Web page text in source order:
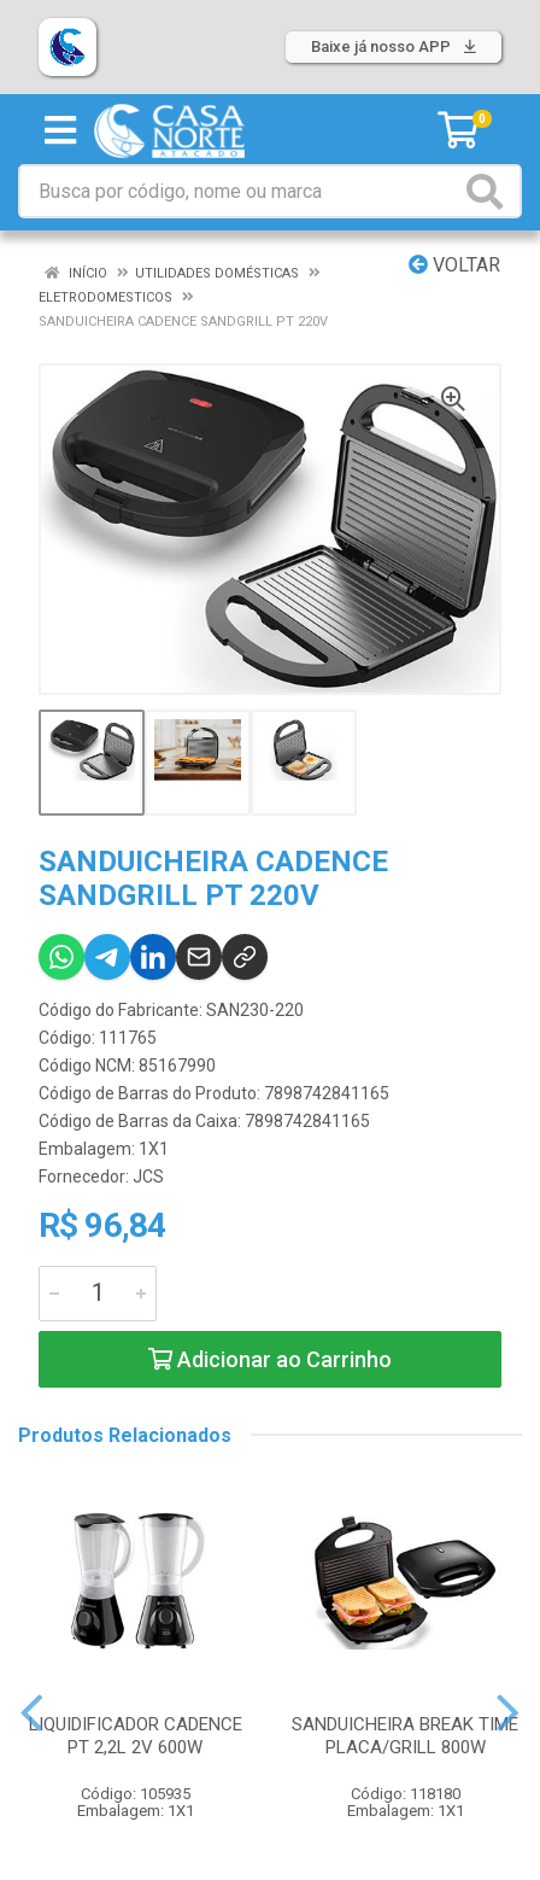
Baixe já nosso APP
0
VOLTAR
INÍCIO
UTILIDADES DOMÉSTICAS
ELETRODOMESTICOS
SANDUICHEIRA CADENCE SANDGRILL PT 220V
SANDUICHEIRA CADENCE
SANDGRILL PT 220V
Código do Fabricante: SAN230-220
Código: 111765
Código NCM: 85167990
Código de Barras do Produto: 7898742841165
Código de Barras da Caixa: 7898742841165
Embalagem: 1X1
Fornecedor: JCS
R$ 96,84
Adicionar ao Carrinho
Produtos Relacionados
LIQUIDIFICADOR CADENCE
PT 2,2L 2V 600W
Código: 105935
Embalagem: 1X1
SANDUICHEIRA BREAK TIME
PLACA/GRILL 800W
Código: 118180
Embalagem: 1X1